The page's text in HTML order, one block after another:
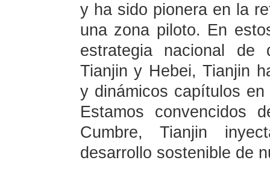
y ha sido pionera en la
una zona piloto. En
estrategia nacional de
Tianjin y Hebei, Tianjin
y dinámicos capítulos
Estamos convencidos
Cumbre, Tianjin
desarrollo sostenible de